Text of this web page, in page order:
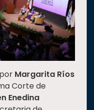
Margarita Ríos
Corte de
Enedina